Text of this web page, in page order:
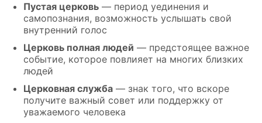
Пустая церковь — период уединения и
самопознания, возможность услышать свой
внутренний голос
Церковь полная людей — предстоящее важное
событие, которое повлияет на многих близких
людей
Церковная служба — знак того, что вскоре
получите важный совет или поддержку от
уважаемого человека